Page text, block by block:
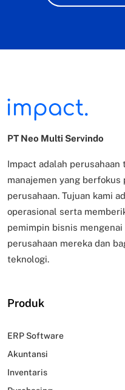
PT Neo Multi Servindo
Impact adalah
manajemen yang
perusahaan. Tujuan kami
operasional serta
pemimpin bisnis
perusahaan mereka dan
teknologi.
Produk
ERP Software
Akuntansi
Inventaris